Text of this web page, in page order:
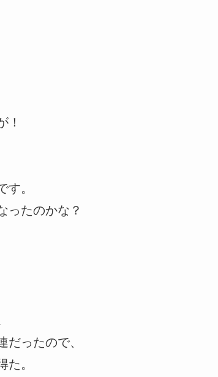
！
。
ったのかな？
ったので、
。